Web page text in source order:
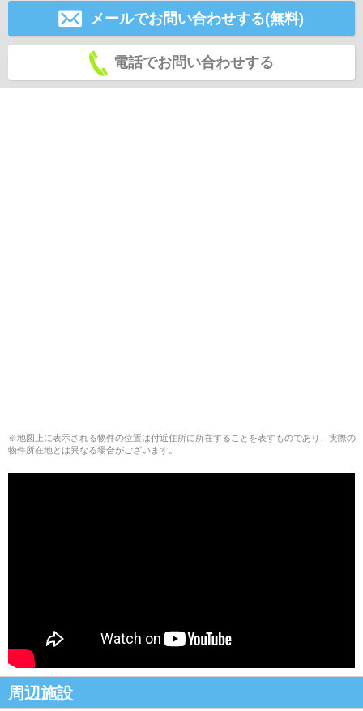
メールでお問い合わせする(無料)
電話でお問い合わせする
※地図上に表示される物件の位置は付近住所に所在することを表すものであり、実際の
物件所在地とは異なる場合がございます。
周辺施設